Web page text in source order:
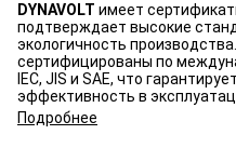
DYNAVOLT имеет
подтверждает высокие
экологичность
сертифицированы по
IEC, JIS и SAE, что
эффективность в
Подробнее